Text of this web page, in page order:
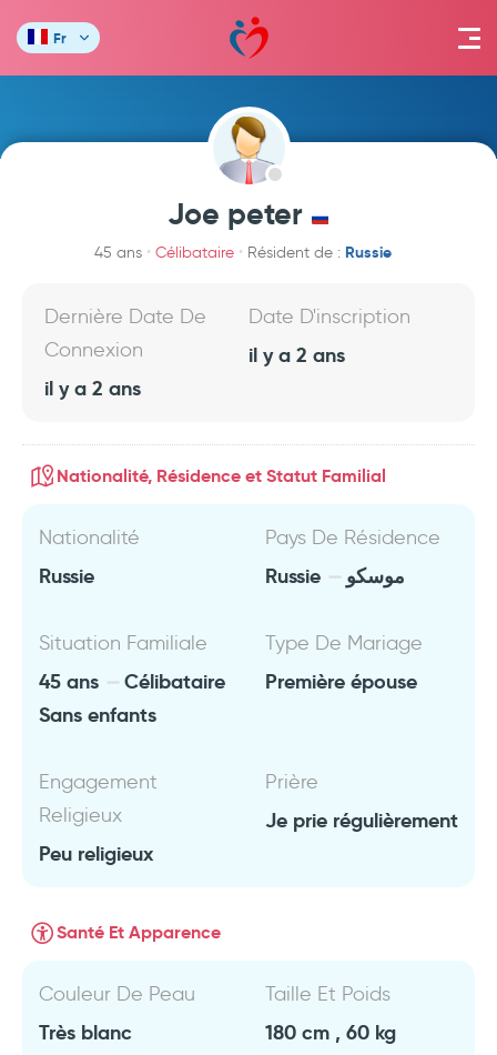
Fr
Joe peter
45 ans Célibataire Résident de : Russie
Dernière Date De
Connexion
il y a 2 ans
Date D'inscription
il y a 2 ans
Nationalité, Résidence et Statut Familial
Nationalité
Russie
Pays De Résidence
Russie موسكو
Situation Familiale
45 ans
Célibataire
Sans enfants
Type De Mariage
Première épouse
Engagement
Religieux
Peu religieux
Prière
Je prie régulièrement
Santé Et Apparence
Couleur De Peau
Très blanc
Taille Et Poids
180 cm , 60 kg